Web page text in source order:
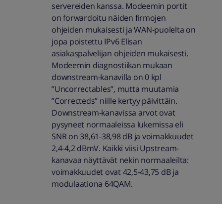
servereiden kanssa. Modeemin portit
on forwardoitu näiden firmojen
ohjeiden mukaisesti ja WAN-puolelta on
jopa poistettu IPv6 Elisan
asiakaspalvelijan ohjeiden mukaisesti.
Modeemin diagnostiikan mukaan
downstream-kanavilla on 0 kpl
”Uncorrectables”, mutta muutamia
”Correcteds” niille kertyy päivittäin.
Downstream-kanavissa arvot ovat
pysyneet normaaleissa lukemissa eli
SNR on 38,61-38,98 dB ja voimakkuudet
2,4-4,2 dBmV. Kaikki viisi Upstream-
kanavaa näyttävät nekin normaaleilta:
voimakkuudet ovat 42,5-43,75 dB ja
modulaationa 64QAM.